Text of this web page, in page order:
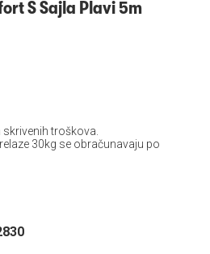
S Sajla Plavi 5m
troškova.
30kg se obračunavaju po